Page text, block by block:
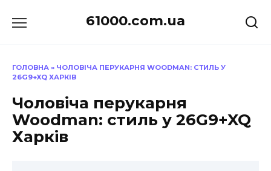
до
61000.com.ua
ГОЛОВНА » ЧОЛОВІЧА ПЕРУКАРНЯ WOODMAN: СТИЛЬ У
26G9+XQ ХАРКІВ
Чоловіча перукарня
Woodman: стиль у 26G9+XQ
Харків